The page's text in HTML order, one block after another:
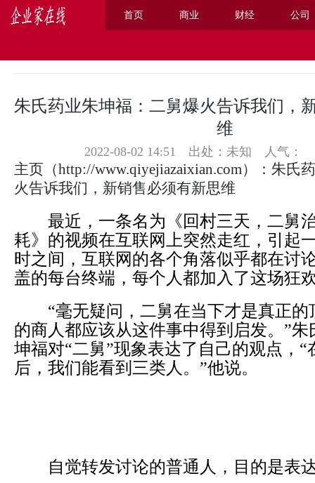
首页 商业 财经 公司
朱氏药业朱坤福：二舅爆火告诉我们，
维
2022-08-02 14:51 出处：未知 人气：
主页 （http://www.qiyejiazaixian.com）：朱氏
火告诉我们，新销售必须有新思维
最近，一条名为《回村三天，二舅
耗》的视频在互联网上突然走红，引起
时之间，互联网的各个角落似乎都在讨
盖的每台终端，每个人都加入了这场狂
“毫无疑问，二舅在当下才是真正的
的商人都应该从这件事中得到启发。”
坤福对“二舅”现象表达了自己的观点，“
后，我们能看到三类人。”他说。
自觉转发讨论的普通人，目的是表